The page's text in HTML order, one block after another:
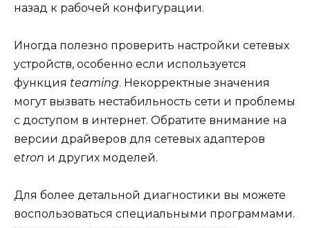
назад к рабочей конфигурации.
Иногда полезно проверить настройки сетевых
устройств, особенно если используется
функция teaming. Некорректные значения
могут вызвать нестабильность сети и проблемы
с доступом в интернет. Обратите внимание на
версии драйверов для сетевых адаптеров
etron и других моделей.
Для более детальной диагностики вы можете
воспользоваться специальными программами.